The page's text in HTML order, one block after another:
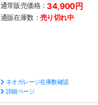
通常販売価格： 34,900円
通販在庫数： 売り切れ中
ネオガレージ在庫数確認
詳細ページ